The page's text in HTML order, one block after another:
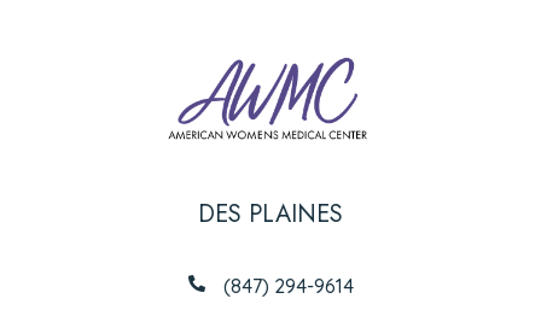
DES PLAINES
(847) 294-9614